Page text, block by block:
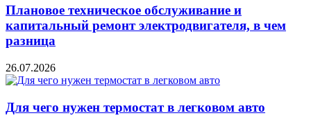
Плановое техническое обслуживание и
капитальный ремонт электродвигателя, в чем
разница
26.07.2026
Для чего нужен термостат в легковом авто